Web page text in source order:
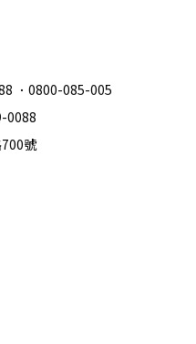
． 0800-085-005
0088
號